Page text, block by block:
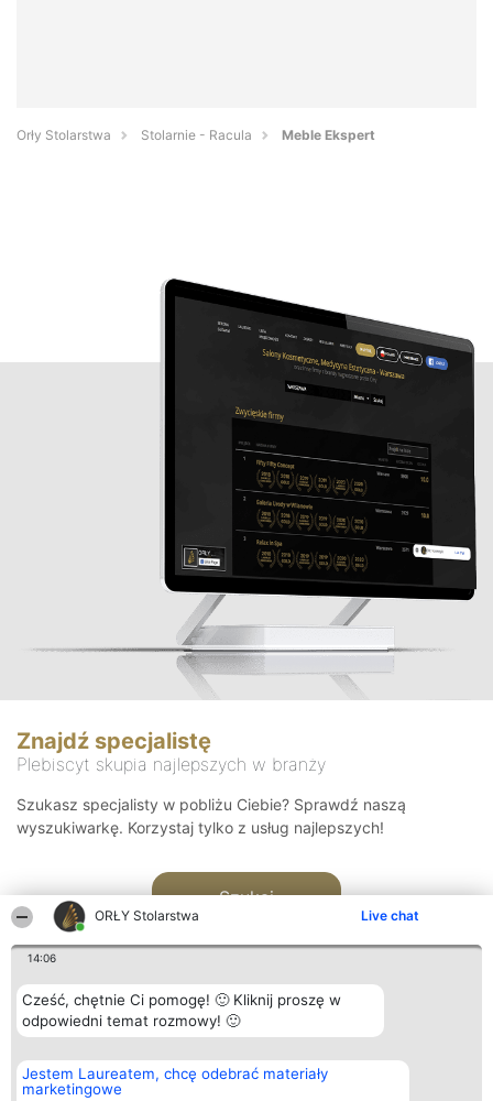
ORŁY Stolarstwa Live chat
14:06
Cześć, chętnie Ci pomogę! 🙂 Kliknij proszę w
odpowiedni temat rozmowy! 🙂
Jestem Laureatem, chcę odebrać materiały
marketingowe
Orły Stolarstwa Stolarnie - Racula Meble Ekspert
Znajdź specjalistę
Plebiscyt skupia najlepszych w branży
Szukasz specjalisty w pobliżu Ciebie? Sprawdź naszą
wyszukiwarkę. Korzystaj tylko z usług najlepszych!
Szukaj
Organizator plebiscytu
Bright Side Solutions sp. z o.
o. sp. k.
Plebiscyt
Laureaci
Kontakt
Kontakt